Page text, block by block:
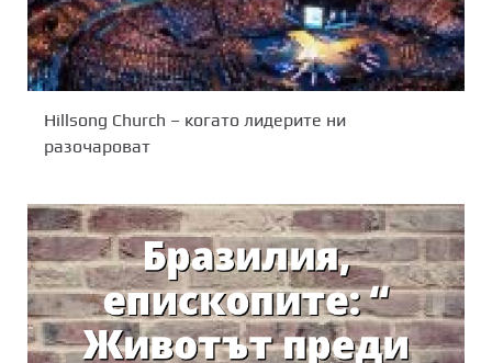
Hillsong Church – когато лидерите ни
разочароват